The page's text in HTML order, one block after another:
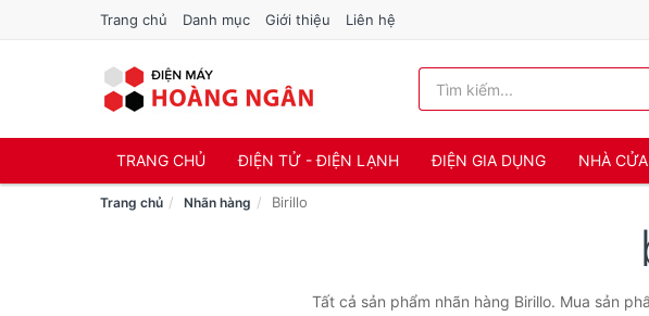
Trang chủ Danh mục Giới thiệu Liên hệ
TRANG CHỦ ĐIỆN TỬ - ĐIỆN LẠNH ĐIỆN GIA DỤNG NHÀ
Trang chủ Nhãn hàng Birillo
Tất cả sản phẩm nhãn hàng Birillo. Mua sản